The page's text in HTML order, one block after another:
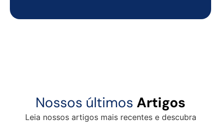
Nossos últimos Artigos
Leia nossos artigos mais recentes e descubra